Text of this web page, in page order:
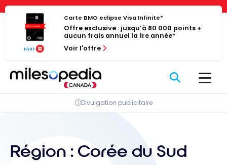
Panneau de gestion des cookies
Passer
contenu
Carte BMO eclipse Visa Infinite*
Offre exclusive : jusqu’à 80 000 points +
aucun frais annuel la 1re année*
Voir l'offre
Divulgation publicitaire
Région : Corée du Sud